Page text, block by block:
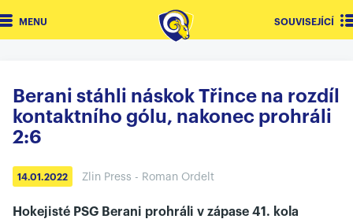
MENU SOUVISEJÍCÍ
Berani stáhli náskok Třince na rozdíl
kontaktního gólu, nakonec prohráli
2:6
14.01.2022 Zlin Press - Roman Ordelt
Hokejisté PSG Berani prohráli v zápase 41. kola